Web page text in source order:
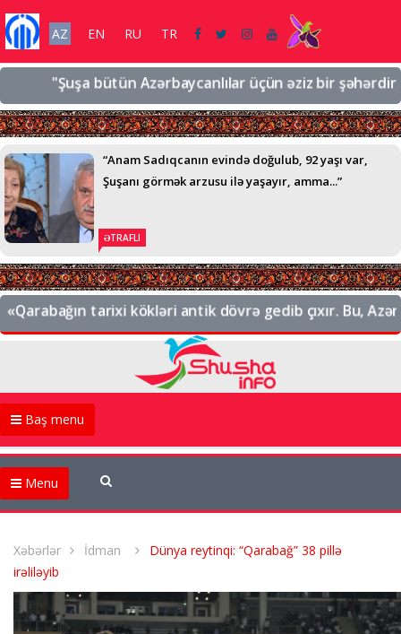
AZ EN RU TR
"Şuşa bütün Azərbaycanlılar üçün əziz bir şəhərdir,
“Anam Sadıqcanın evində doğulub, 92 yaşı var,
Şuşanı görmək arzusu ilə yaşayır, amma...”
ƏTRAFLI
tarixi kökləri antik dövrə gedib çıxır. Bu,
Baş menu
Menu
Xəbərlər İdman
Dünya reytinqi: “Qarabağ” 38 pillə
irəliləyib